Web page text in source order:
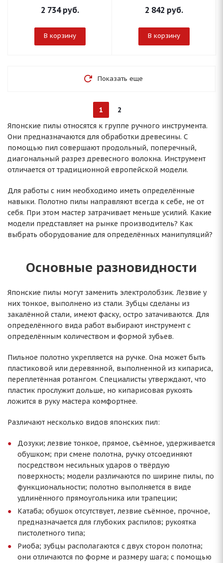
2 734руб.
В корзину
2 842 руб.
В корзину
Показать еще
1
2
Японские пилы относятся к группе ручного инструмента.
Они предназначаются для обработки древесины. С
помощью пил совершают продольный, поперечный,
диагональный разрез древесного волокна. Инструмент
отличается от традиционной европейской модели.
Для работы с ним необходимо иметь определённые
навыки. Полотно пилы направляют всегда к себе, не от
себя. При этом мастер затрачивает меньше усилий. Какие
модели представляет на рынке производитель? Как
выбрать оборудование для определённых манипуляций?
Основные разновидности
Японские пилы могут заменить электролобзик. Лезвие у
них тонкое, выполнено из стали. Зубцы сделаны из
закалённой стали, имеют фаску, остро затачиваются. Для
определённого вида работ выбирают инструмент с
определённым количеством и формой зубьев.
Пильное полотно укрепляется на ручке. Она может быть
пластиковой или деревянной, выполненной из кипариса,
переплетённая ротангом. Специалисты утверждают, что
пластик прослужит дольше, но кипарисовая рукоять
ложится в руку мастера комфортнее.
Различают несколько видов японских пил:
Дозуки; лезвие тонкое, прямое, съёмное, удерживается
обушком; при смене полотна, ручку отсоединяют
посредством несильных ударов о твёрдую
поверхность; модели различаются по ширине пилы, по
функциональности; полотно выполняется в виде
удлинённого прямоугольника или трапеции;
Катаба; обушок отсутствует, лезвие съёмное, прочное,
предназначается для глубоких распилов; рукоятка
пистолетного типа;
Риоба; зубцы располагаются с двух сторон полотна;
они отличаются по форме и размеру шага; с помощью